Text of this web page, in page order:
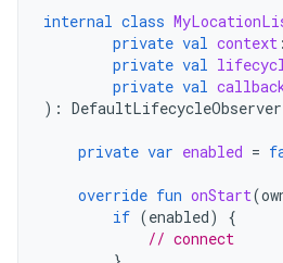
internal class
private val context :
private val
private val
): DefaultLifecycleObserver
private var enabled =
override fun onStart(
if (enabled)
{
// connect